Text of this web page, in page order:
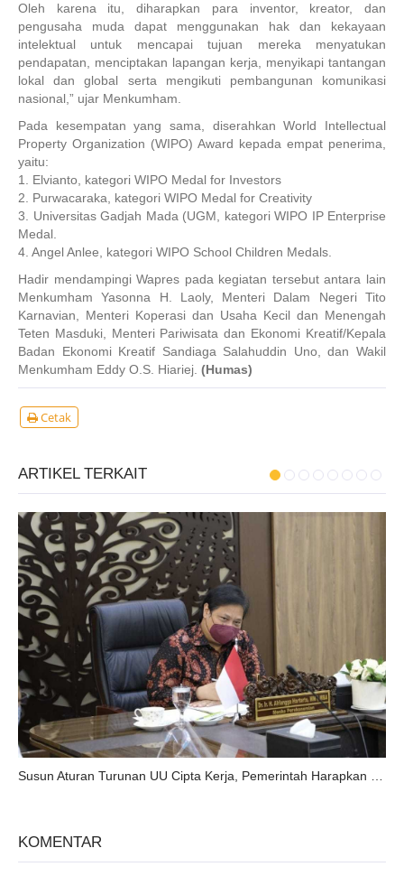
Oleh karena itu, diharapkan para inventor, kreator, dan
pengusaha muda dapat menggunakan hak dan kekayaan
intelektual untuk mencapai tujuan mereka menyatukan
pendapatan, menciptakan lapangan kerja, menyikapi tantangan
lokal dan global serta mengikuti pembangunan komunikasi
nasional,” ujar Menkumham.
Pada kesempatan yang sama, diserahkan World Intellectual
Property Organization (WIPO) Award kepada empat penerima,
yaitu:
1. Elvianto, kategori WIPO Medal for Investors
2. Purwacaraka, kategori WIPO Medal for Creativity
3. Universitas Gadjah Mada (UGM, kategori WIPO IP Enterprise
Medal.
4. Angel Anlee, kategori WIPO School Children Medals.
Hadir mendampingi Wapres pada kegiatan tersebut antara lain
Menkumham Yasonna H. Laoly, Menteri Dalam Negeri Tito
Karnavian, Menteri Koperasi dan Usaha Kecil dan Menengah
Teten Masduki, Menteri Pariwisata dan Ekonomi Kreatif/Kepala
Badan Ekonomi Kreatif Sandiaga Salahuddin Uno, dan Wakil
Menkumham Eddy O.S. Hiariej. (Humas)
Cetak
ARTIKEL TERKAIT
KOMENTAR